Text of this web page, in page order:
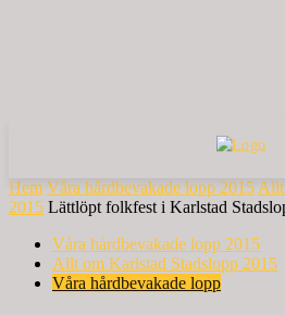
Hem Våra hårdbevakade lopp 2015 Allt
2015 Lättlöpt folkfest i Karlstad
Våra hårdbevakade lopp 2015
Allt om Karlstad Stadslopp 2015
Våra hårdbevakade lopp